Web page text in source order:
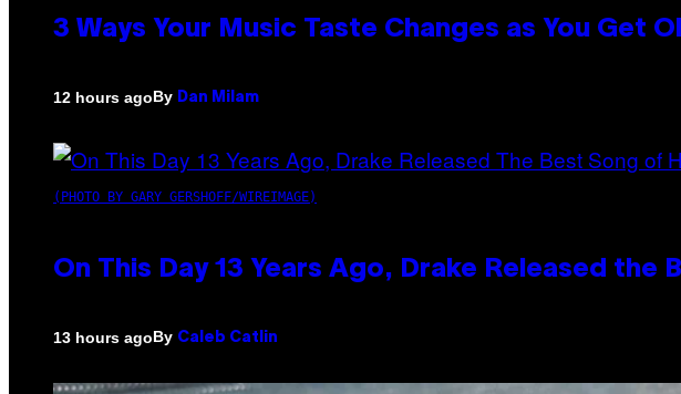
3 Ways Your Music Taste Changes as You Get
12 hours agoBy Dan Milam
(PHOTO BY GARY GERSHOFF/WIREIMAGE)
On This Day 13 Years Ago, Drake Released the
13 hours agoBy Caleb Catlin